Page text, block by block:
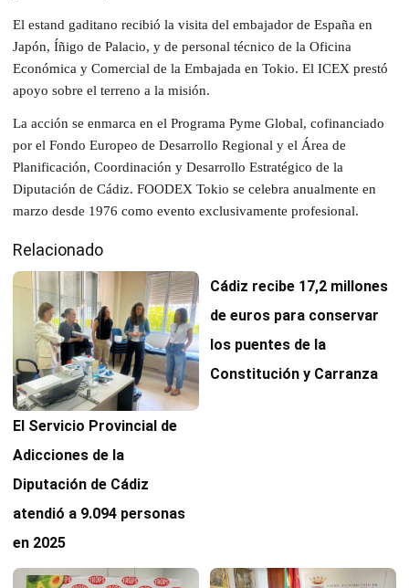
El estand gaditano recibió la visita del embajador de España en
Japón, Íñigo de Palacio, y de personal técnico de la Oficina
Económica y Comercial de la Embajada en Tokio. El ICEX prestó
apoyo sobre el terreno a la misión.
La acción se enmarca en el Programa Pyme Global, cofinanciado
por el Fondo Europeo de Desarrollo Regional y el Área de
Planificación, Coordinación y Desarrollo Estratégico de la
Diputación de Cádiz. FOODEX Tokio se celebra anualmente en
marzo desde 1976 como evento exclusivamente profesional.
Relacionado
El Servicio Provincial de
Adicciones de la
Diputación de Cádiz
atendió a 9.094 personas
en 2025
Cádiz recibe 17,2 millones
de euros para conservar
los puentes de la
Constitución y Carranza